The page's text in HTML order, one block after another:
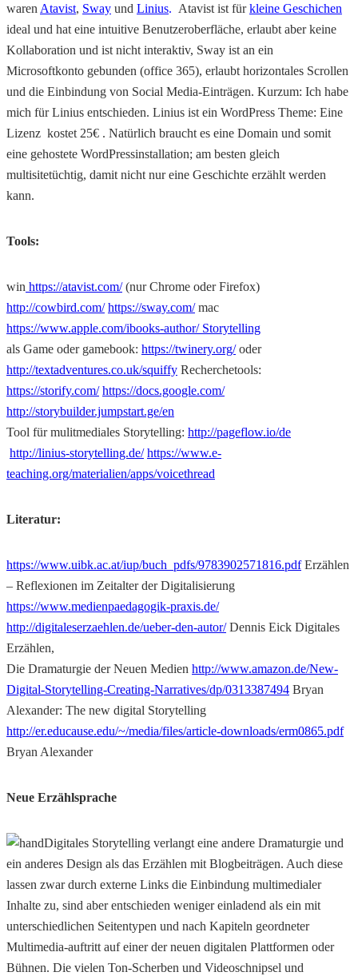
waren Atavist, Sway und Linius. Atavist ist für kleine Geschichen
ideal und hat eine intuitive Benutzeroberfläche, erlaubt aber keine
Kollaboration und ist nicht interaktiv, Sway ist an ein
Microsoftkonto gebunden (office 365), erlaubt horizontales Scrollen
und die Einbindung von Social Media-Einträgen. Kurzum: Ich habe
mich für Linius entschieden. Linius ist ein WordPress Theme: Eine
Lizenz kostet 25€ . Natürlich braucht es eine Domain und somit
eine gehostete WordPressinstallation; am besten gleich
multisitetüchtig, damit nicht nur eine Geschichte erzählt werden
kann.
Tools:
win https://atavist.com/(nur Chrome oder Firefox)
http://cowbird.com/ https://sway.com/mac
https://www.apple.com/ibooks-author/ Storytelling
als Game oder gamebook: https://twinery.org/oder
http://textadventures.co.uk/squiffy Recherchetools:
https://storify.com/ https://docs.google.com/
http://storybuilder.jumpstart.ge/en
Tool für mulitmediales Storytelling: http://pageflow.io/de
http://linius-storytelling.de/ https://www.e-
teaching.org/materialien/apps/voicethread
Literatur:
https://www.uibk.ac.at/iup/buch_pdfs/9783902571816.pdfErzählen
– Reflexionen im Zeitalter der Digitalisierung
https://www.medienpaedagogik-praxis.de/
http://digitaleserzaehlen.de/ueber-den-autor/Dennis Eick Digitales
Erzählen,
Die Dramaturgie der Neuen Medien http://www.amazon.de/New-
Digital-Storytelling-Creating-Narratives/dp/0313387494 Bryan
Alexander: The new digital Storytelling
http://er.educause.edu/~/media/files/article-downloads/erm0865.pdf
Bryan Alexander
Neue Erzählsprache
Digitales Storytelling verlangt eine andere Dramaturgie und
ein anderes Design als das Erzählen mit Blogbeiträgen. Auch diese
lassen zwar durch externe Links die Einbindung multimedialer
Inhalte zu, sind aber entschieden weniger einladend als ein mit
unterschiedlichen Seitentypen und nach Kapiteln geordneter
Multimedia-auftritt auf einer der neuen digitalen Plattformen oder
Bühnen. Die vielen Ton-Scherben und Videoschnipsel und